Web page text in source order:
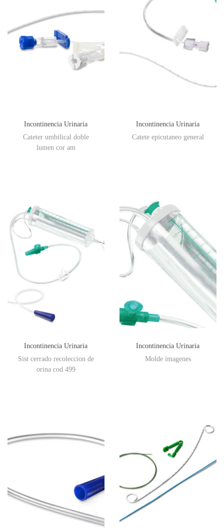
Incontinencia Urinaria
Cateter umbilical doble
lumen cor am
Incontinencia Urinaria
Catete epicutaneo general
Incontinencia Urinaria
Sist cerrado recoleccion de
orina cod 499
Incontinencia Urinaria
Molde imagenes